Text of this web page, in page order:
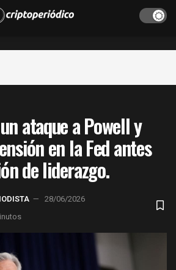
ataque a Powell y
en la Fed antes
de liderazgo.
28/06/2026